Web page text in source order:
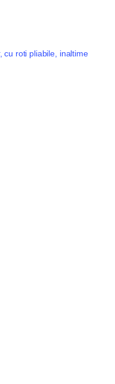
cu roti pliabile, inaltime